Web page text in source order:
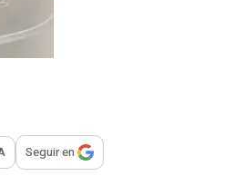
para compartir
Seguir en